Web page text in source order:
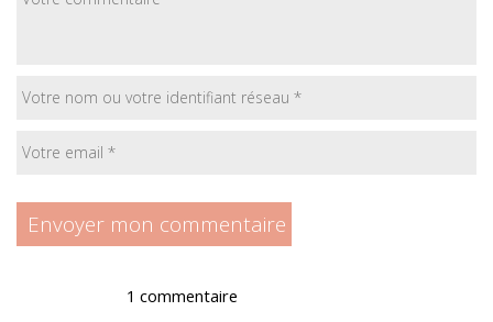
1 commentaire